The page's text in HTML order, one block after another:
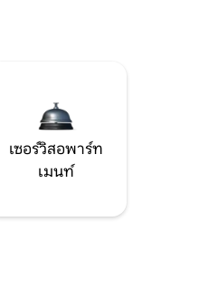
เซอร์วิสอพาร์ท
เมนท์